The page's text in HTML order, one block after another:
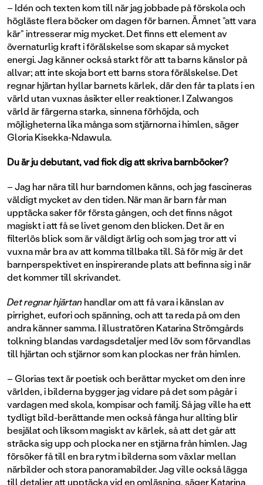
– Idén och texten kom till när jag jobbade på förskola och
högläste flera böcker om dagen för barnen. Ämnet ”att vara
kär” intresserar mig mycket. Det finns ett element av
övernaturlig kraft i förälskelse som skapar så mycket
energi. Jag känner också starkt för att ta barns känslor på
allvar; att inte skoja bort ett barns stora förälskelse. Det
regnar hjärtan hyllar barnets kärlek, där den får ta plats i en
värld utan vuxnas åsikter eller reaktioner. I Zalwangos
värld är färgerna starka, sinnena förhöjda, och
möjligheterna lika många som stjärnorna i himlen, säger
Gloria Kisekka-Ndawula.
Du är ju debutant, vad fick dig att skriva barnböcker?
– Jag har nära till hur barndomen känns, och jag fascineras
väldigt mycket av den tiden. När man är barn får man
upptäcka saker för första gången, och det finns något
magiskt i att få se livet genom den blicken. Det är en
filterlös blick som är väldigt ärlig och som jag tror att vi
vuxna mår bra av att komma tillbaka till. Så för mig är det
barnperspektivet en inspirerande plats att befinna sig i när
det kommer till skrivandet.
Det regnar hjärtan handlar om att få vara i känslan av
pirrighet, eufori och spänning, och att ta reda på om den
andra känner samma. I illustratören Katarina Strömgårds
tolkning blandas vardagsdetaljer med löv som förvandlas
till hjärtan och stjärnor som kan plockas ner från himlen.
– Glorias text är poetisk och berättar mycket om den inre
världen, i bilderna bygger jag vidare på det som pågår i
vardagen med skola, kompisar och familj. Så jag ville ha ett
tydligt bild-berättande men också fånga hur allting blir
besjälat och liksom magiskt av kärlek, så att det går att
sträcka sig upp och plocka ner en stjärna från himlen. Jag
försöker få till en bra rytm i bilderna som växlar mellan
närbilder och stora panoramabilder. Jag ville också lägga
till detaljer att upptäcka vid en omläsning, säger Katarina